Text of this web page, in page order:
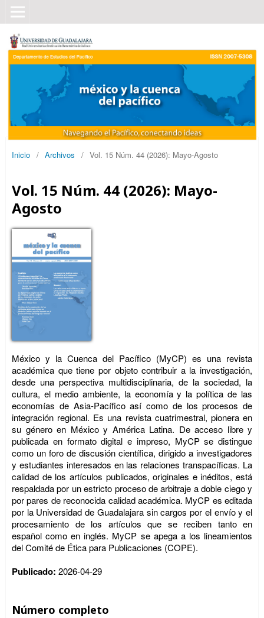
Inicio / Archivos / Vol. 15 Núm. 44 (2026): Mayo-Agosto
Vol. 15 Núm. 44 (2026): Mayo-
Agosto
México y la Cuenca del Pacífico (MyCP) es una revista
académica que tiene por objeto contribuir a la investigación,
desde una perspectiva multidisciplinaria, de la sociedad, la
cultura, el medio ambiente, la economía y la política de las
economías de Asia-Pacífico así como de los procesos de
integración regional. Es una revista cuatrimestral, pionera en
su género en México y América Latina. De acceso libre y
publicada en formato digital e impreso, MyCP se distingue
como un foro de discusión científica, dirigido a investigadores
y estudiantes interesados en las relaciones transpacíficas. La
calidad de los artículos publicados, originales e inéditos, está
respaldada por un estricto proceso de arbitraje a doble ciego y
por pares de reconocida calidad académica. MyCP es editada
por la Universidad de Guadalajara sin cargos por el envío y el
procesamiento de los artículos que se reciben tanto en
español como en inglés. MyCP se apega a los lineamientos
del Comité de Ética para Publicaciones (COPE).
Publicado: 2026-04-29
Número completo